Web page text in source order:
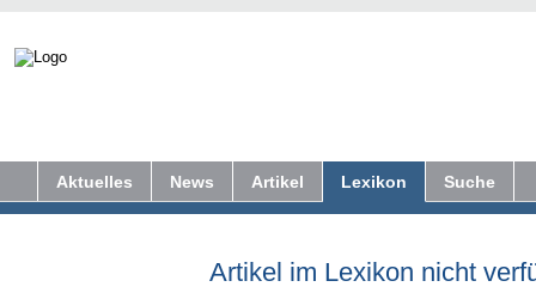
Aktuelles News Artikel Lexikon Suche
Artikel im Lexikon nicht